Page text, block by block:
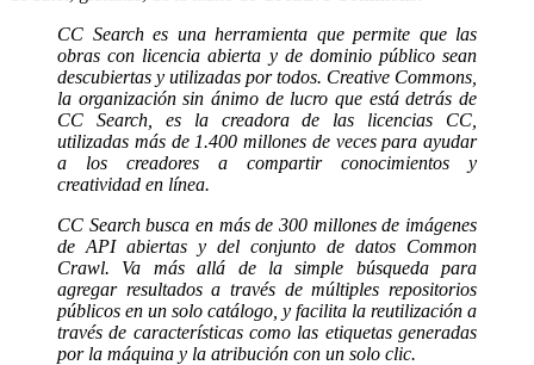
CC Search es una herramienta que permite que las
obras con licencia abierta y de dominio público sean
descubiertas y utilizadas por todos. Creative Commons,
la organización sin ánimo de lucro que está detrás de
CC Search, es la creadora de las licencias CC,
utilizadas más de 1.400 millones de veces para ayudar
a los creadores a compartir conocimientos y
creatividad en línea.
CC Search busca en más de 300 millones de imágenes
de API abiertas y del conjunto de datos Common
Crawl. Va más allá de la simple búsqueda para
agregar resultados a través de múltiples repositorios
públicos en un solo catálogo, y facilita la reutilización a
través de características como las etiquetas generadas
por la máquina y la atribución con un solo clic.